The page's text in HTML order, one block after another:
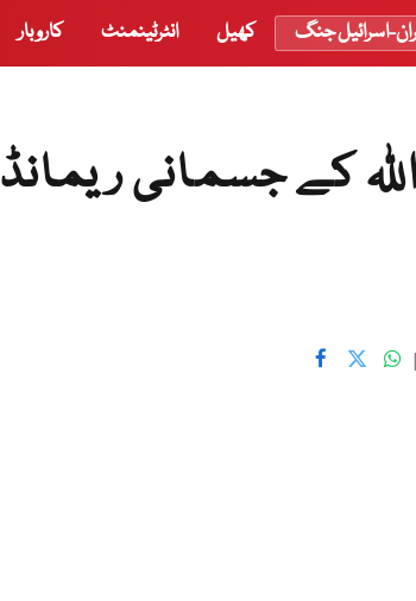
اسرائیل جنگ کھیل انٹرٹینمنٹ کاروبار
کے جسمانی ریمانڈ
|